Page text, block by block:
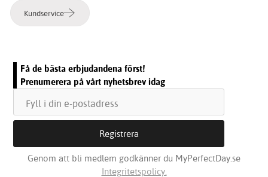
Kundservice
Få de bästa erbjudandena först!
Prenumerera på vårt nyhetsbrev idag
Genom att bli medlem godkänner du MyPerfectDay.se
Integritetspolicy.